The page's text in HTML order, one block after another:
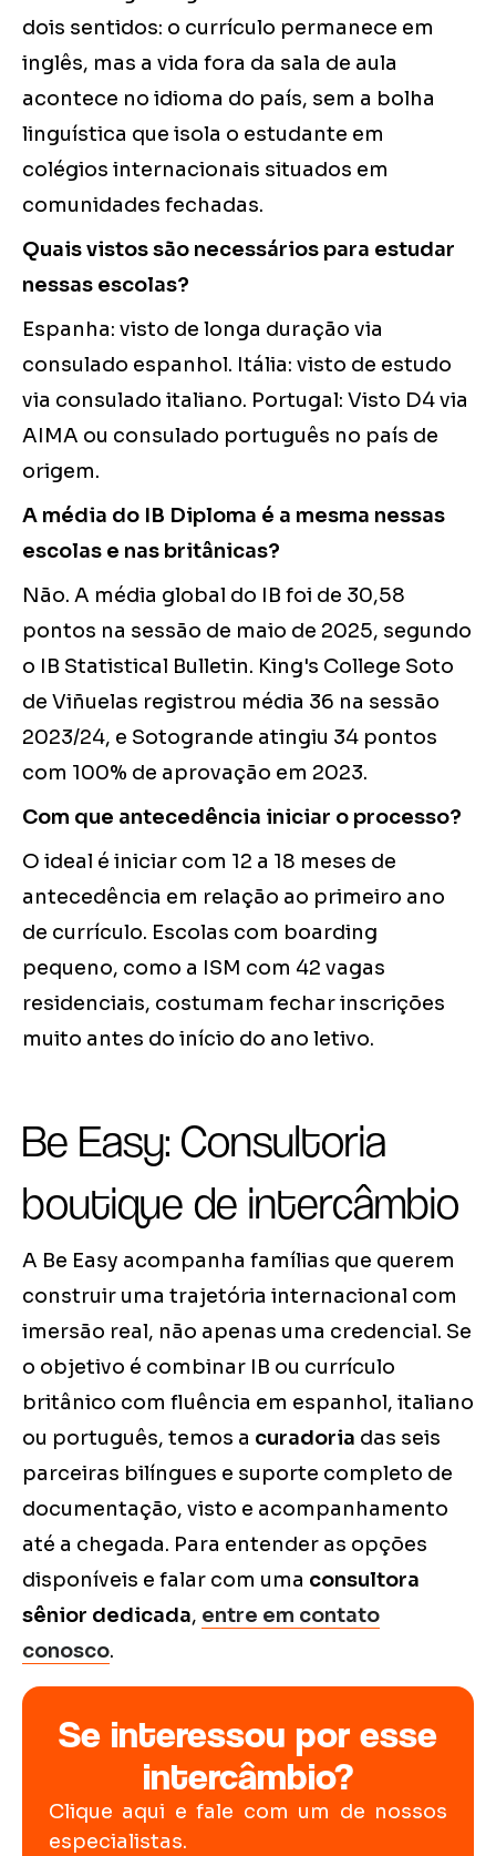
dois sentidos: o currículo permanece em
inglês, mas a vida fora da sala de aula
acontece no idioma do país, sem a bolha
linguística que isola o estudante em
colégios internacionais situados em
comunidades fechadas.
Quais vistos são necessários para estudar
nessas escolas?
Espanha: visto de longa duração via
consulado espanhol. Itália: visto de estudo
via consulado italiano. Portugal: Visto D4 via
AIMA ou consulado português no país de
origem.
A média do IB Diploma é a mesma nessas
escolas e nas britânicas?
Não. A média global do IB foi de 30,58
pontos na sessão de maio de 2025, segundo
o IB Statistical Bulletin. King's College Soto
de Viñuelas registrou média 36 na sessão
2023/24, e Sotogrande atingiu 34 pontos
com 100% de aprovação em 2023.
Com que antecedência iniciar o processo?
O ideal é iniciar com 12 a 18 meses de
antecedência em relação ao primeiro ano
de currículo. Escolas com boarding
pequeno, como a ISM com 42 vagas
residenciais, costumam fechar inscrições
muito antes do início do ano letivo.
Be Easy: Consultoria
boutique de intercâmbio
A Be Easy acompanha famílias que querem
construir uma trajetória internacional com
imersão real, não apenas uma credencial. Se
o objetivo é combinar IB ou currículo
britânico com fluência em espanhol, italiano
ou português, temos a curadoria das seis
parceiras bilíngues e suporte completo de
documentação, visto e acompanhamento
até a chegada. Para entender as opções
disponíveis e falar com uma consultora
sênior dedicada, entre em contato
conosco.
Se interessou por esse
intercâmbio?
Clique aqui e fale com um de nossos
especialistas.